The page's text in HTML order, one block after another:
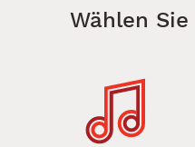
Wählen